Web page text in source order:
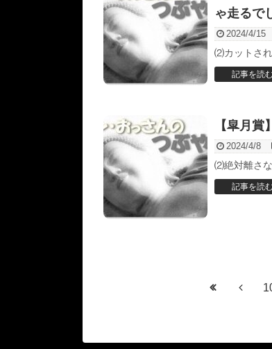
ゃ走るで
2024/4/15
⑵カットされ
記事を読
【皐月
2024/4/8
⑵絶対離さな
記事を読